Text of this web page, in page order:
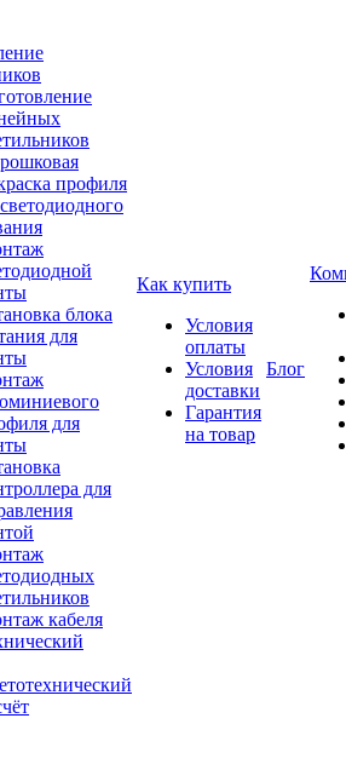
профиля
блока
для
для
для
кабеля
Как купить
Условия
оплаты
Условия
доставки
Гарантия
на товар
Блог